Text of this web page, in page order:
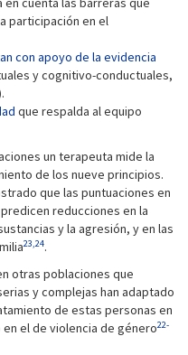
participación en el
con apoyo de la evidencia
y cognitivo-conductuales,
que respalda al equipo
un terapeuta mide la
de los nueve principios.
que las puntuaciones en
reducciones en la
y la agresión, y en las
23,24.
otras poblaciones que
y complejas han adaptado
de estas personas en
el de violencia de género22-